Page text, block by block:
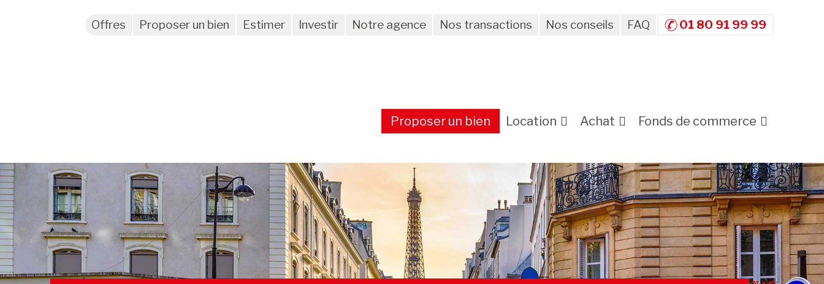
Offres Proposer un bien Estimer Investir Notre agence Nos transactions Nos conseils FAQ 01 80 91 99 99
Proposer un bien Location Achat Fonds de commerce